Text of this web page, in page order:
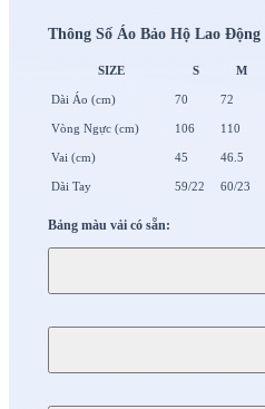
Thông Số Áo Bảo Hộ Lao Động
SIZE S M
Dài Áo (cm) 70 72
Vòng Ngực (cm) 106 110
Vai (cm) 45 46.5
Dài Tay 59/22 60/23
Bảng màu vải có sẵn: